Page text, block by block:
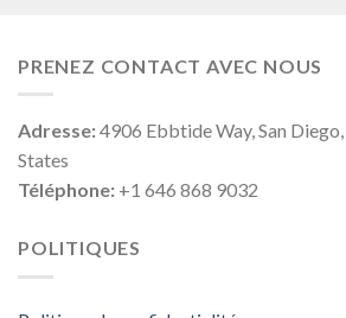
PRENEZ CONTACT AVEC NOUS
Adresse:4906 Ebbtide Way, San
States
Téléphone: +1 646 868 9032
POLITIQUES